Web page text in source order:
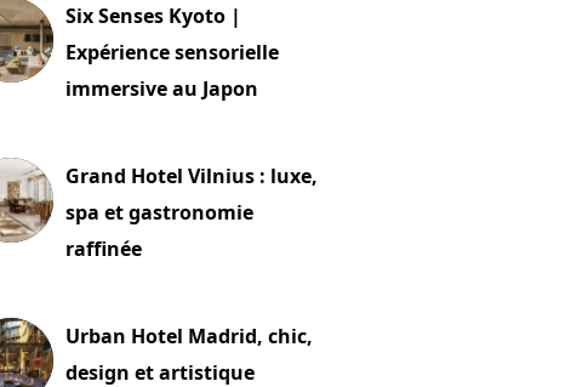
Six Senses Kyoto |
Expérience sensorielle
immersive au Japon
Grand Hotel Vilnius : luxe,
spa et gastronomie
raffinée
Urban Hotel Madrid, chic,
design et artistique